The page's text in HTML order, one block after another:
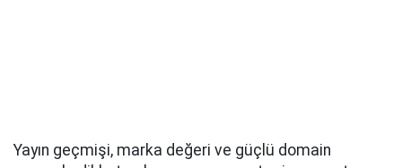
Yayın geçmişi, marka değeri ve güçlü domain